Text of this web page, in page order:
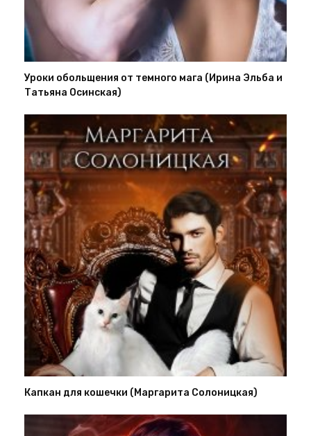
Уроки обольщения от темного мага (Ирина Эльба и
Татьяна Осинская)
Капкан для кошечки (Маргарита Солоницкая)